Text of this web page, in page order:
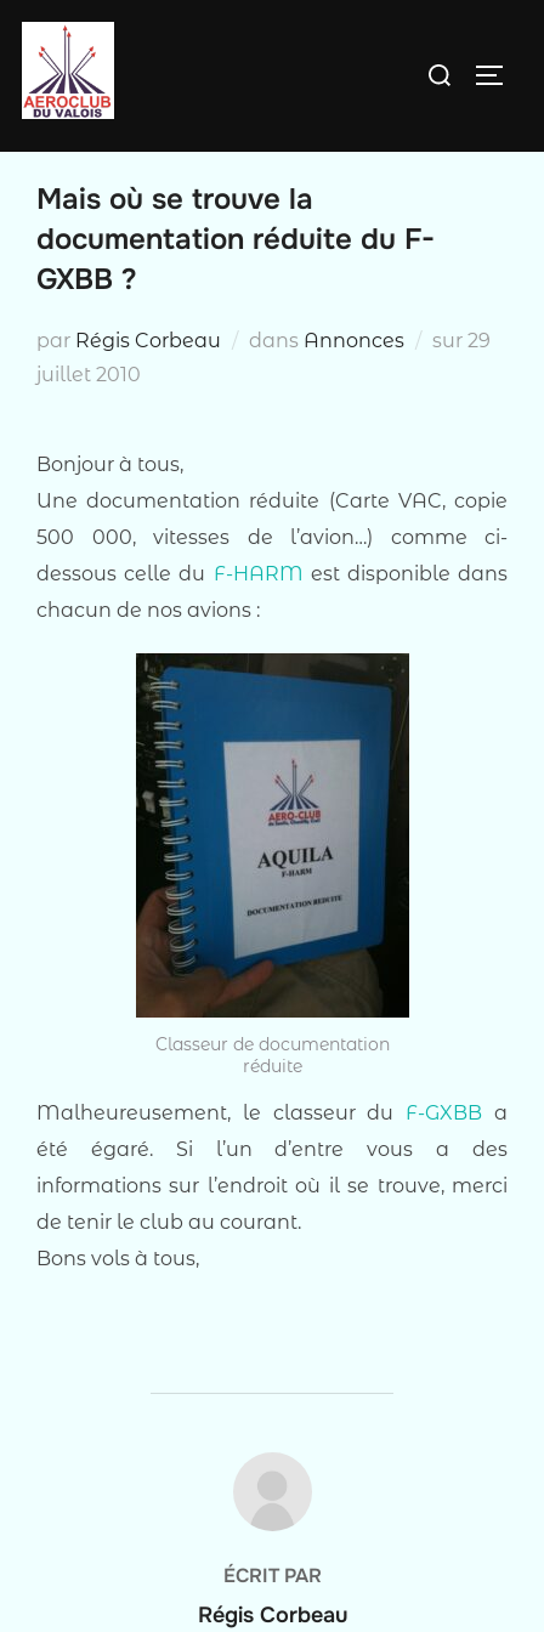
contenu
Rechercher :
Mais où se trouve la
documentation réduite du F-
GXBB ?
par Régis Corbeau dans Annonces sur Publié
29
juillet 2010
Bonjour à tous,
Une documentation réduite (Carte VAC, copie
500 000, vitesses de l’avion…) comme ci-
dessous celle du F-HARM est disponible dans
chacun de nos avions :
Classeur de documentation
réduite
Malheureusement, le classeur du F-GXBB a
été égaré. Si l’un d’entre vous a des
informations sur l’endroit où il se trouve, merci
de tenir le club au courant.
Bons vols à tous,
AUTEUR DE LA PUBLICATION
ÉCRIT PAR
Régis Corbeau